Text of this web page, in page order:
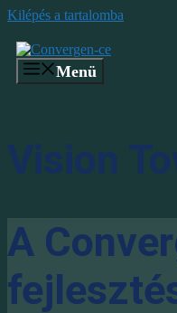
Kilépés a tartalomba
Menü
Vision
A